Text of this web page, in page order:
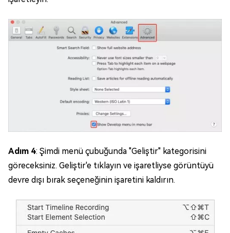
Adım 4: Şimdi menü çubuğunda "Geliştir" kategorisini
göreceksiniz. Geliştir'e tıklayın ve işaretliyse görüntüyü
devre dışı bırak seçeneğinin işaretini kaldırın.